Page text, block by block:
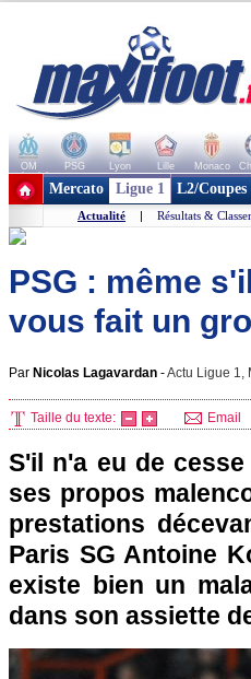
OM PSG Lyon Lille Monaco
+ de clubs
Mercato Ligue 1 L2/Coupes
Actualité | Résultats &
PSG : même
vous fait un
Par Nicolas Lagavardan -Actu Ligue 1,
Taille du texte: Email
S'il n'a eu de
ses propos
prestations
Paris SG Antoine
existe bien un
dans son assiette